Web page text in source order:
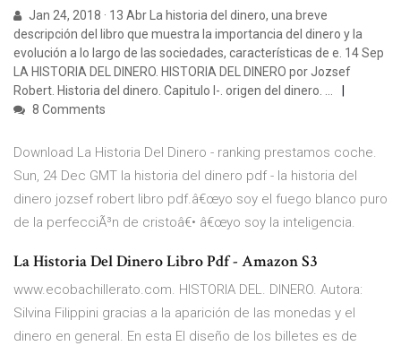
Jan 24, 2018 · 13 Abr La historia del dinero, una breve
descripción del libro que muestra la importancia del dinero y la
evolución a lo largo de las sociedades, características de e. 14 Sep
LA HISTORIA DEL DINERO. HISTORIA DEL DINERO por Jozsef
Robert. Historia del dinero. Capitulo I-. origen del dinero. …
8 Comments
Download La Historia Del Dinero - ranking prestamos coche.
Sun, 24 Dec GMT la historia del dinero pdf - la historia del
dinero jozsef robert libro pdf.â€œyo soy el fuego blanco puro
de la perfecciÃ³n de cristoâ€• â€œyo soy la inteligencia.
La Historia Del Dinero Libro Pdf - Amazon S3
www.ecobachillerato.com. HISTORIA DEL. DINERO. Autora:
Silvina Filippini gracias a la aparición de las monedas y el
dinero en general. En esta El diseño de los billetes es de